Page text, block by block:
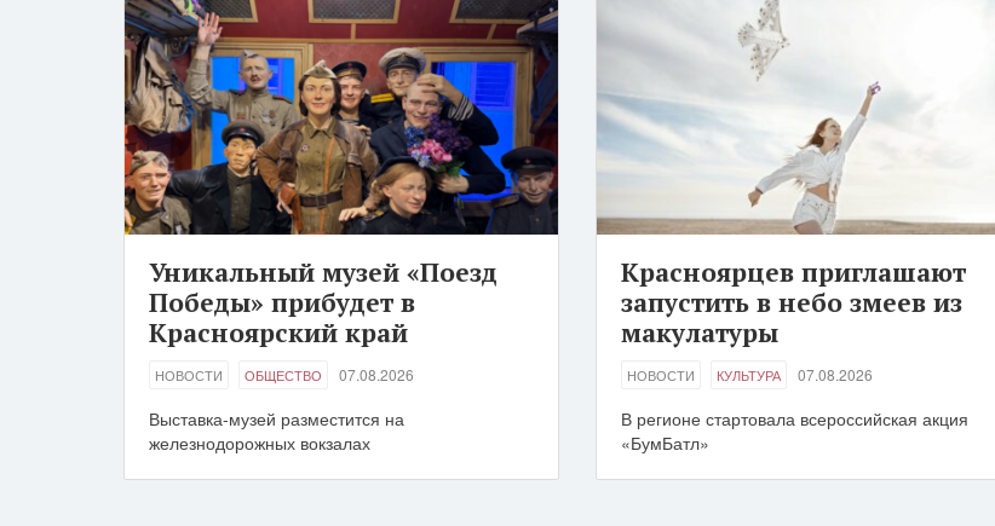
Уникальный музей «Поезд
Победы» прибудет в
Красноярский край
НОВОСТИ ОБЩЕСТВО 07.08.2026
Выставка-музей разместится на
железнодорожных вокзалах
Красноярцев приглашают
запустить в небо змеев из
макулатуры
НОВОСТИ КУЛЬТУРА 07.08.2026
В регионе стартовала всероссийская акция
«БумБатл»